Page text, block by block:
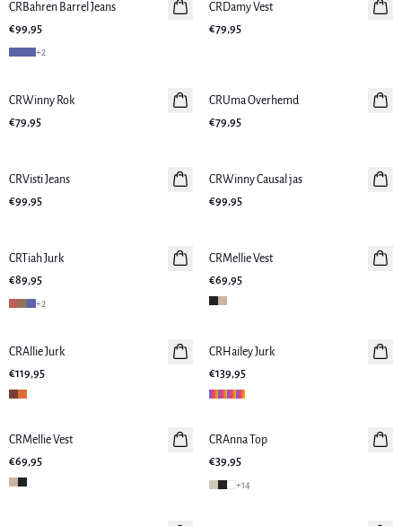
Nieuws
CRBahren Barrel Jeans
€99,95
+2
Nieuws
CRDamy Vest
€79,95
Nieuws
CRWinny Rok
€79,95
Nieuws
CRUma Overhemd
€79,95
Nieuws
CRVisti Jeans
€99,95
Nieuws
CRWinny Causal jas
€99,95
Nieuws
CRTiah Jurk
€89,95
+2
Nieuws
CRMellie Vest
€69,95
Nieuws
CRAllie Jurk
€119,95
Nieuws
CRHailey Jurk
€139,95
Nieuws
CRMellie Vest
€69,95
Nieuws
CRAnna Top
€39,95
+14